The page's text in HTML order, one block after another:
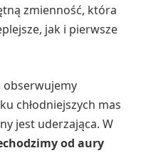
zmienność, która
jak i pierwsze
obserwujemy
chłodniejszych mas
jest uderzająca. W
od aury